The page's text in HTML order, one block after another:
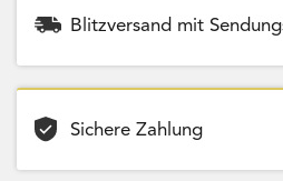
Blitzversand mit
Sichere Zahlung